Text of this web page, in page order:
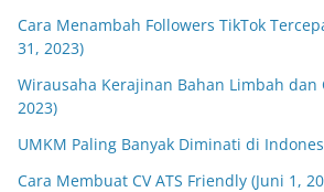
Cara Menambah Followers TikTok
31, 2023)
Wirausaha Kerajinan Bahan Limbah dan
2023)
UMKM Paling Banyak Diminati di
Cara Membuat CV ATS Friendly (Juni 1,